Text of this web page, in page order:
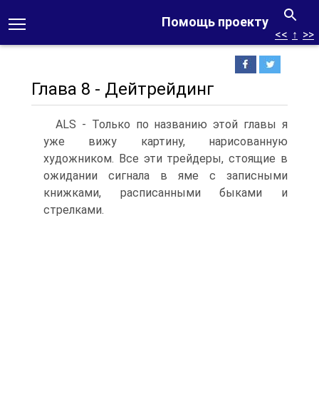
Помощь проекту
<< ↑ >>
Глава 8 - Дейтрейдинг
ALS - Только по названию этой главы я
уже вижу картину, нарисованную
художником. Все эти трейдеры, стоящие в
ожидании сигнала в яме с записными
книжками, расписанными быками и
стрелками.